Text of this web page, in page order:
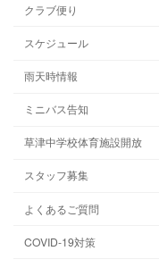
クラブ便り
スケジュール
雨天時情報
ミニバス告知
草津中学校体育施設開放
スタッフ募集
よくあるご質問
COVID-19対策